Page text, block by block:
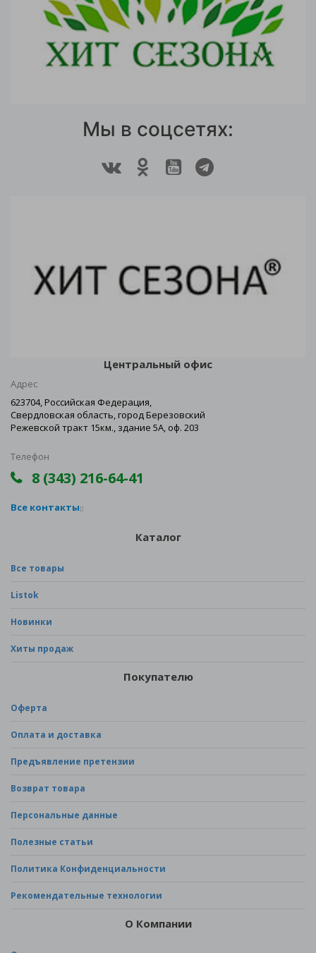
Мы в соцсетях:
Центральный офис
Адрес
623704, Российская Федерация,
Свердловская область, город Березовский
Режевской тракт 15км., здание 5А, оф. 203
Телефон
8 (343) 216-64-41
Все контакты
Каталог
Все товары
Listok
Новинки
Хиты продаж
Покупателю
Оферта
Оплата и доставка
Предъявление претензии
Возврат товара
Персональные данные
Полезные статьи
Политика Конфиденциальности
Рекомендательные технологии
О Компании